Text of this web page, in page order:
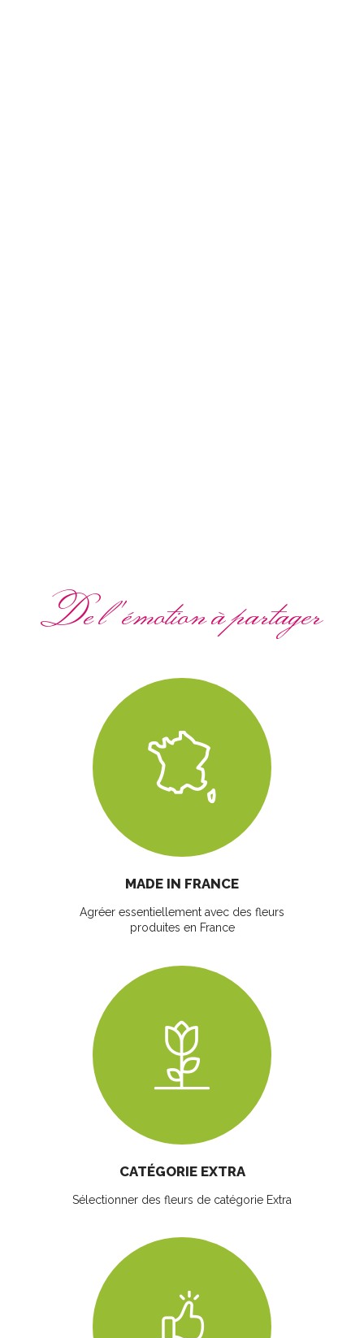
De l'émotion à partager
MADE IN FRANCE
Agréer essentiellement avec des fleurs
produites en France
CATÉGORIE EXTRA
Sélectionner des fleurs de catégorie Extra